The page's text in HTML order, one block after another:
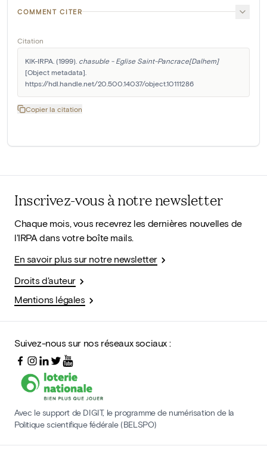
COMMENT CITER
Citation
KIK-IRPA. (1999). chasuble - Eglise Saint-Pancrace[Dalhem]
[Object metadata].
https://hdl.handle.net/20.500.14037/object.10111286
Copier la citation
Inscrivez-vous à notre newsletter
Chaque mois, vous recevrez les dernières nouvelles de
l'IRPA dans votre boîte mails.
En savoir plus sur notre newsletter
Droits d'auteur
Mentions légales
Suivez-nous sur nos réseaux sociaux :
Avec le support de DIGIT, le programme de numérisation de la
Politique scientifique fédérale (BELSPO)